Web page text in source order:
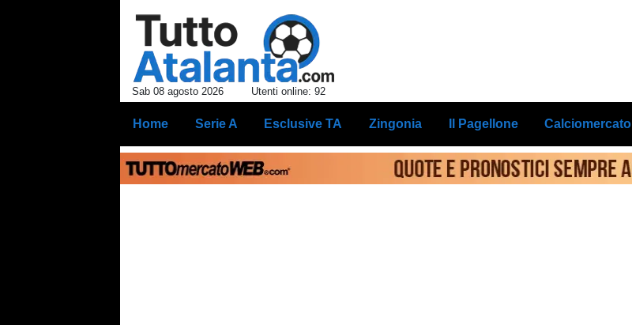
Sab 08 agosto 2026 Utenti online: 92
Home Serie A Esclusive TA Zingonia Il Pagellone Calciomercato